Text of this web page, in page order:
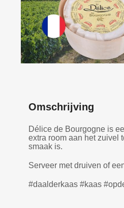
Omschrijving
Délice de Bourgogne is
extra room aan het zuivel
smaak is.
Serveer met druiven of
#daalderkaas #kaas